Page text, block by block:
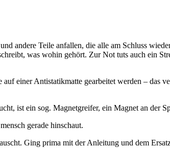
andere Teile anfallen, die alle am Schluss
was wohin gehört. Zur Not tuts auch ein
einer Antistatikmatte gearbeitet werden – das
ist ein sog. Magnetgreifer, ein Magnet an der
gerade hinschaut.
Ging prima mit der Anleitung und dem